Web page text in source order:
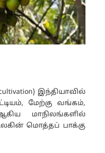
cultivation) இந்தியாவில்
மேற்கு வங்கம்,
மாநிலங்களில்
மொத்தப் பாக்கு